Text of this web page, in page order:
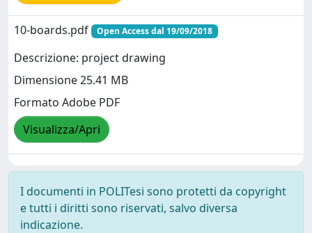
10-boards.pdf Open Access dal 19/09/2018
Descrizione: project drawing
Dimensione 25.41 MB
Formato Adobe PDF
Visualizza/Apri
I documenti in POLITesi sono protetti da copyright
e tutti i diritti sono riservati, salvo diversa
indicazione.